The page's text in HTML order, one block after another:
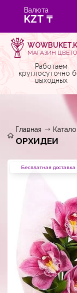
Валюта
МАГАЗИН
Работаем
круглосуточно
выходных
Главная
ОРХИДЕИ
Бесплатная доставка